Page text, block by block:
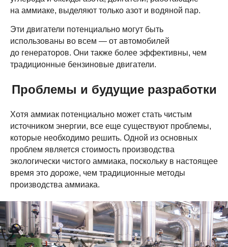
на аммиаке, выделяют только азот и водяной пар.
Эти двигатели потенциально могут быть
использованы во всем — от автомобилей
до генераторов. Они также более эффективны, чем
традиционные бензиновые двигатели.
Проблемы и будущие разработки
Хотя аммиак потенциально может стать чистым
источником энергии, все еще существуют проблемы,
которые необходимо решить. Одной из основных
проблем является стоимость производства
экологически чистого аммиака, поскольку в настоящее
время это дороже, чем традиционные методы
производства аммиака.